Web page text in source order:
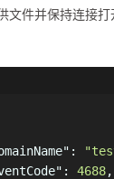
文件并保持连接
:
: 4688,